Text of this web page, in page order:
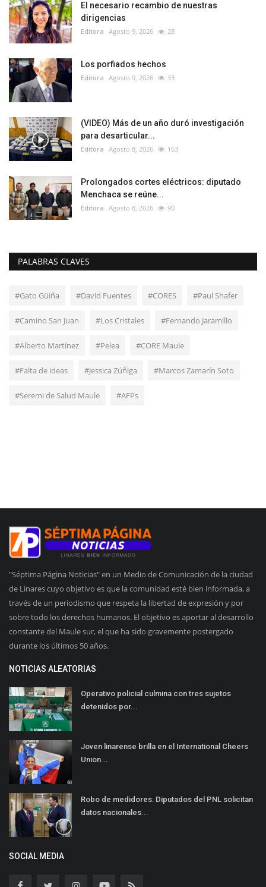
El necesario recambio de nuestras
dirigencias
Editora Agosto 9, 2026 28
Los porfiados hechos
Editora Agosto 9, 2026 33
(VIDEO) Más de un año duró investigación
para desarticular...
Editora Agosto 8, 2026 163
Prolongados cortes eléctricos: diputado
Menchaca se reúne...
Editora Agosto 8, 2026 90
PALABRAS CLAVES
#Gato Güiña #David Fuentes #CORES #Paul Shafer
#Camino San Juan #Los Cristales #Fernando Jaramillo
#Alberto Martínez #Pelea #CORE Maule
#Falta de ideas #Jessica Zúñiga #Marcos Zamarín Soto
#Seremi de Salud Maule #AFPs
"Séptima Página Noticias" en un Medio de Comunicación de la ciudad
de Linares cuyo objetivo es que la comunidad esté bien informada, a
través de un periodismo que respeta la libertad de expresión y por
sobre todo los derechos humanos. El objetivo es aportar al desarrollo
constante del Maule sur, el que ha sido gravemente postergado
durante los últimos 50 años.
NOTICIAS ALEATORIAS
Operativo policial culmina con tres sujetos
detenidos por...
Joven linarense brilla en el International Cheers
Union...
Robo de medidores: Diputados del PNL solicitan
datos nacionales...
SOCIAL MEDIA